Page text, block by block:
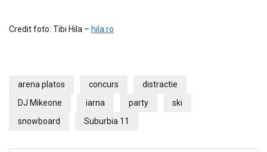
Credit foto: Tibi Hila – hila.ro
arena platos concurs
distractie
DJ Mikeone
iarna party
ski
snowboard
Suburbia 11